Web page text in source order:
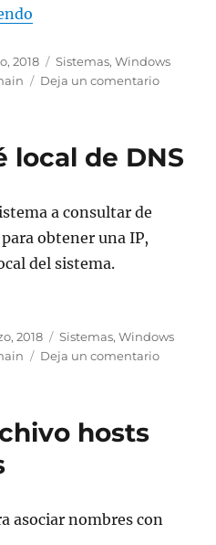
2018 Categorías
Sistemas,Windows
Deja un comentarioen
del
local de DNS
a consultar de
obtener una IP,
del sistema.
2018 Categorías
Sistemas,Windows
Deja un comentarioen
hosts
asociar nombres con